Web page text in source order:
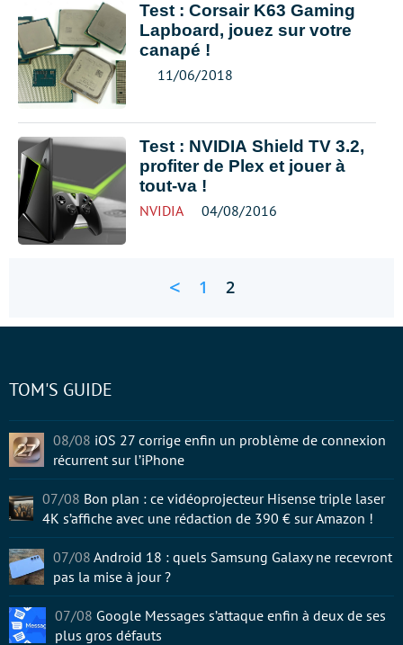
Test : Corsair K63 Gaming
Lapboard, jouez sur votre
canapé !
11/06/2018
Test : NVIDIA Shield TV 3.2,
profiter de Plex et jouer à
tout-va !
NVIDIA 04/08/2016
< 1 2
TOM'S GUIDE
08/08 iOS 27 corrige enfin un problème de connexion
récurrent sur l’iPhone
07/08 Bon plan : ce vidéoprojecteur Hisense triple laser
4K s’affiche avec une rédaction de 390 € sur Amazon !
07/08 Android 18 : quels Samsung Galaxy ne recevront
pas la mise à jour ?
07/08 Google Messages s’attaque enfin à deux de ses
plus gros défauts